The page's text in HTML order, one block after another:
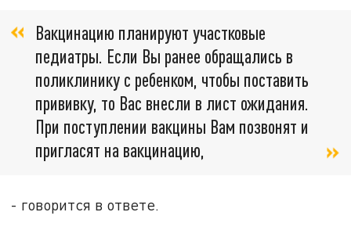
Вакцинацию планируют участковые
педиатры. Если Вы ранее обращались в
поликлинику с ребенком, чтобы поставить
прививку, то Вас внесли в лист ожидания.
При поступлении вакцины Вам позвонят и
пригласят на вакцинацию,
- говорится в ответе.